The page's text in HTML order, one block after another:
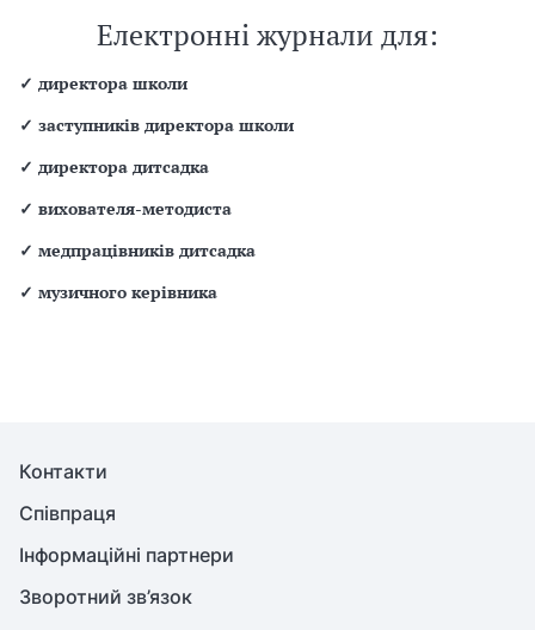
Електронні журнали для:
✓ директора школи
✓ заступників директора школи
✓ директора дитсадка
✓ вихователя-методиста
✓ медпрацівників дитсадка
✓ музичного керівника
Контакти
Співпраця
Інформаційні партнери
Зворотний зв’язок